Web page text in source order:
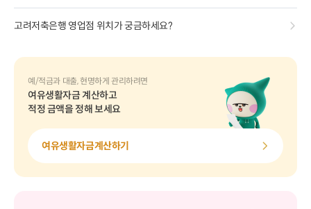
고려저축은행 영업점 위치가 궁금하세요?
예/적금과 대출, 현명하게 관리하려면
여유생활자금 계산하고
적정 금액을 정해 보세요
여유생활자금계산하기